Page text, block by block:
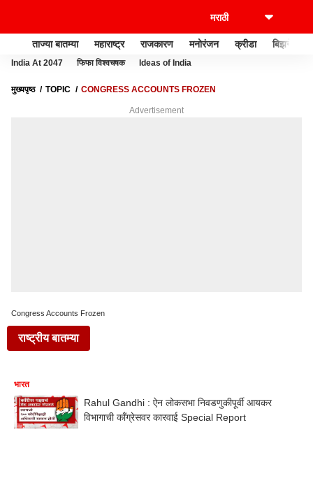
ताज्या बातम्या महाराष्ट्र राजकारण मनोरंजन क्रीडा बिझनेस
India At 2047 फिफा विश्वचषक Ideas of India
मुख्यपृष्ठ TOPIC CONGRESS ACCOUNTS FROZEN
Advertisement
Congress Accounts Frozen
राष्ट्रीय बातम्या
भारत
Rahul Gandhi : ऐन लोकसभा निवडणुकीपूर्वी आयकर
विभागाची काँग्रेसवर कारवाई Special Report